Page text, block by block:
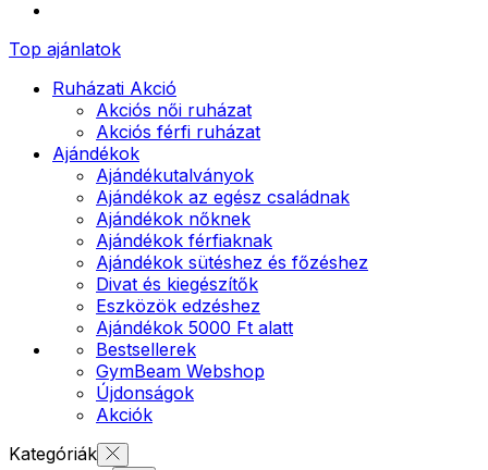
Top ajánlatok
Ruházati Akció
Akciós női ruházat
Akciós férfi ruházat
Ajándékok
Ajándékutalványok
Ajándékok az egész családnak
Ajándékok nőknek
Ajándékok férfiaknak
Ajándékok sütéshez és főzéshez
Divat és kiegészítők
Eszközök edzéshez
Ajándékok 5000 Ft alatt
Bestsellerek
GymBeam Webshop
Újdonságok
Akciók
Kategóriák